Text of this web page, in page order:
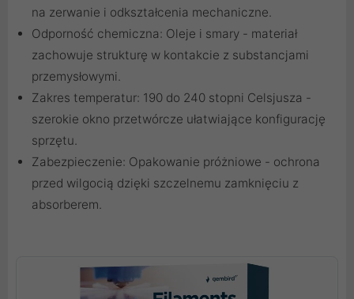
na zerwanie i odkształcenia mechaniczne.
Odporność chemiczna: Oleje i smary - materiał
zachowuje strukturę w kontakcie z substancjami
przemysłowymi.
Zakres temperatur: 190 do 240 stopni Celsjusza -
szerokie okno przetwórcze ułatwiające konfigurację
sprzętu.
Zabezpieczenie: Opakowanie próżniowe - ochrona
przed wilgocią dzięki szczelnemu zamknięciu z
absorberem.